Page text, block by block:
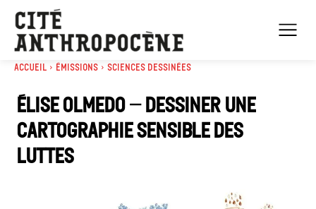
Accueil Émissions Sciences dessinées
Élise Olmedo – Dessiner une
cartographie sensible des
luttes